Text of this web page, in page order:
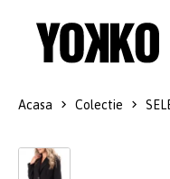
LITTLE BLACK DRESS
Acasa Colectie